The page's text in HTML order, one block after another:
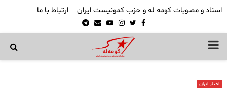
اسناد و مصوبات کومه له و حزب کمونیست ایران ارتباط با ما
Facebook
Twitter
Instagram
Youtube
Email
Telegram
PRIMARY
اخبار ایران